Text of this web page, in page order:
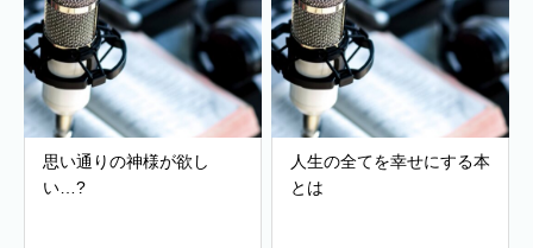
思い通りの神様が欲し
い…?
人生の全てを幸せにする本
とは